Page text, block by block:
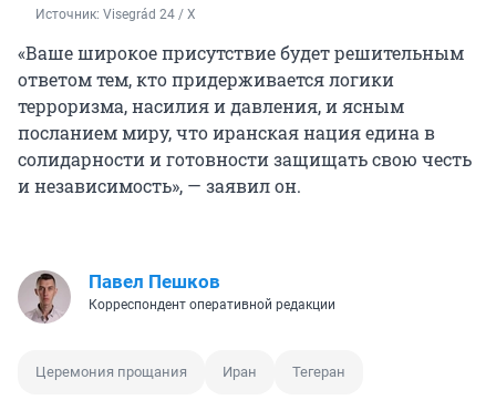
Источник: Visegrád 24 / X
«Ваше широкое присутствие будет решительным
ответом тем, кто придерживается логики
терроризма, насилия и давления, и ясным
посланием миру, что иранская нация едина в
солидарности и готовности защищать свою честь
и независимость», — заявил он.
Павел Пешков
Корреспондент оперативной редакции
Церемония прощания Иран Тегеран